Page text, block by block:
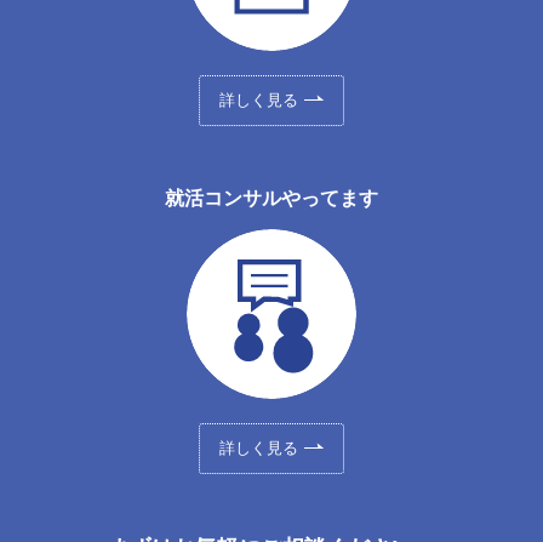
詳しく見る
就活コンサルやってます
詳しく見る